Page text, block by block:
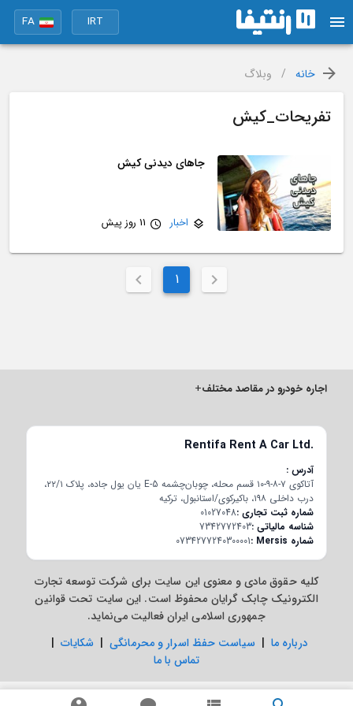
IRT
FA
خانه / وبلاگ
تفریحات_کیش
جاهای دیدنی کیش
اخبار 11 روز پیش
1
اجاره خودرو در مقاصد مختلف+
Rentifa Rent A Car Ltd.
آدرس
آتاکوی ۷-۸-۹-۱۰ قسم محله، چوبان‌چشمه E-5 یان یول جاده، پلاک ۲۲/۱،
درب داخلی ۱۹۸، باکیرکوی/استانبول، ترکیه
شماره ثبت تجاری01027048
شناسه مالیاتی7342772403
شماره Mersis
0734277240300001
کلیه حقوق مادی و معنوی این سایت برای شرکت توسعه تجارت
الکترونیک چابک گرایان محفوظ است. این سایت تحت قوانین
جمهوری اسلامی ایران فعالیت می‌نماید.
درباره ما | سیاست حفظ اسرار و محرمانگی | شکایات |
تماس با ما